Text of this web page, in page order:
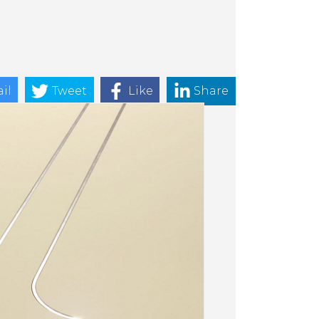
Tweet Like Share